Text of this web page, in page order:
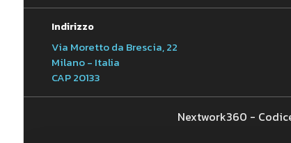
Indirizzo
Via Moretto da Brescia, 22
Milano - Italia
CAP 20133
Nextwork360 -